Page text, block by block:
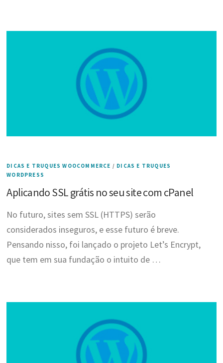
DICAS E TRUQUES WOOCOMMERCE / DICAS E TRUQUES
WORDPRESS
Aplicando SSL grátis no seu site com cPanel
No futuro, sites sem SSL (HTTPS) serão
considerados inseguros, e esse futuro é breve.
Pensando nisso, foi lançado o projeto Let’s Encrypt,
que tem em sua fundação o intuito de …